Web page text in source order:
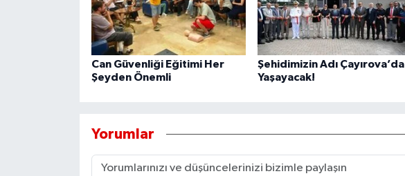
Can Güvenliği Eğitimi Her
Şeyden Önemli
Şehidimizin Adı Çayırova’da
Yaşayacak!
Yorumlar